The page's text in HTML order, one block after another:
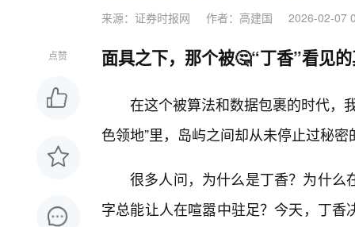
来源：证券时报网 作者：高建国 2026-02-07
点赞 面具之下，那个被🤔“丁香”看见
在这个被算法和数据包裹的时代，
色领地”里，岛屿之间却从未停止过秘密
很多人问，为什么是丁香？为什么
字总能让人在喧嚣中驻足？今天，丁